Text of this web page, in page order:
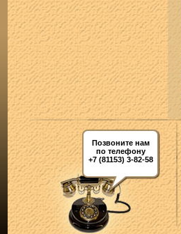
Позвоните нам
по телефону
+7 (81153) 3-82-58